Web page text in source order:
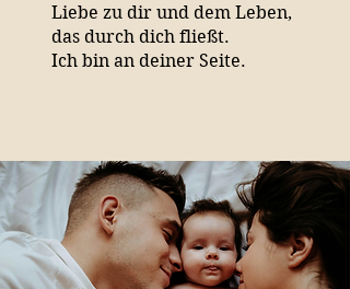
Liebe zu dir und dem Leben,
das durch dich fließt.
Ich bin an deiner Seite.